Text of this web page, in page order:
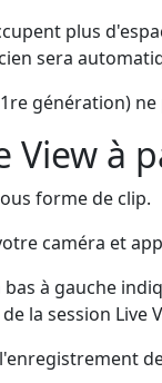
plus
sera
génération)
View à
forme de clip.
caméra et
bas à gauche
la session